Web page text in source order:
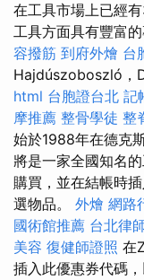
在工具市場上已經
工具方面具有豐富的
容撥筋 到府外燴 台
Hajdúszoboszló，
html 台胞證台北 記
摩推薦 整骨學徒 整
始於1988年在德克
將是一家全國知名
購買，並在結帳時
選物品。 外燴 網路
國術館推薦 台北律
美容 復健師證照 在
插入此優惠券代碼